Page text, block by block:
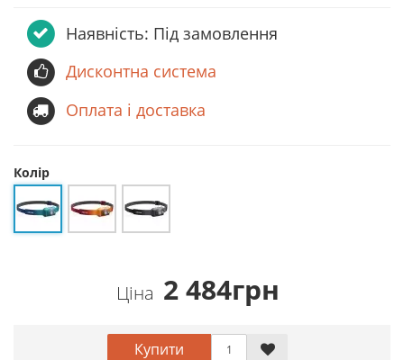
Наявність: Пiд замовлення
Дисконтна система
Оплата і доставка
Колір
Ціна 2 484грн
Купити